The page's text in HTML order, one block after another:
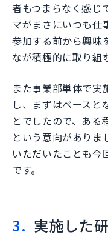
者もつまらなく感じ
マがまさにいつも仕
参加する前から興味
なが積極的に取り組
また事業部単体で実
し、まずはベースと
とでしたので、ある
という意向があり
いただいたことも今
です。
実施した